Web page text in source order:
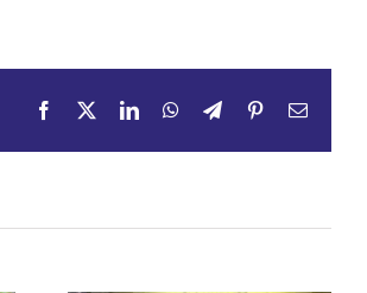
Facebook LinkedInWhatsApp
TelegramPinterestEmail